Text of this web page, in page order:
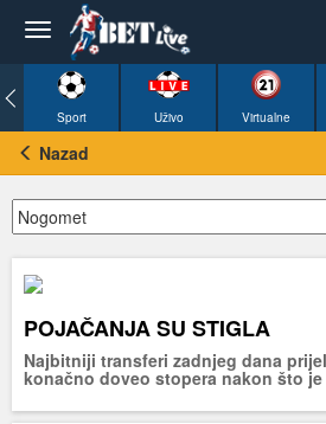
Sport Uživo Virtualne
Nazad
POJAČANJA SU STIGLA
Najbitniji transferi zadnjeg dana
konačno doveo stopera nakon što je